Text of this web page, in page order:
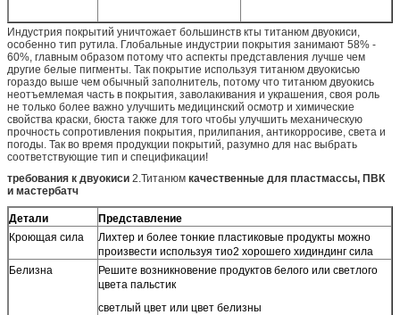
Индустрия покрытий уничтожает большинств кты титанюм двуокиси,
особенно тип рутила. Глобальные индустрии покрытия занимают 58% -
60%, главным образом потому что аспекты представления лучше чем
другие белые пигменты. Так покрытие используя титанюм двуокисью
гораздо выше чем обычный заполнитель, потому что титанюм двуокись
неотъемлемая часть в покрытия, заволакивания и украшения, своя роль
не только более важно улучшить медицинский осмотр и химические
свойства краски, бюста также для того чтобы улучшить механическую
прочность сопротивления покрытия, прилипания, антикорросиве, света и
погоды. Так во время продукции покрытий, разумно для нас выбрать
соответствующие тип и спецификации!
требования к двуокиси 2.Титанюм качественные для пластмассы, ПВК
и мастербатч
Детали
Представление
Кроющая сила
Лихтер и более тонкие пластиковые продукты можно
произвести используя тио2 хорошего хидиндинг сила
Белизна
Решите возникновение продуктов белого или светлого
цвета пальстик
светлый цвет или цвет белизны